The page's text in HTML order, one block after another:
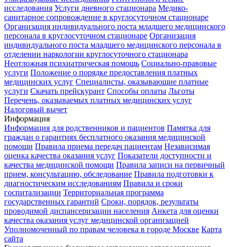
исследования Услуги дневного стационара Медико-
санитарное сопровождение в круглосуточном стационаре
Организация индивидуального поста младшего медицинского
персонала в круглосуточном стационаре Организация
индивидуального поста младшего медицинского персонала в
отделении наркологии круглосуточного стационара
Неотложная психиатрическая помощь Социально-правовые
услуги Положение о порядке предоставления платных
медицинских услуг Специалисты, оказывающие платные
услуги Скачать прейскурант Способы оплаты Льготы
Перечень, оказываемых платных медицинских услуг
Налоговый вычет
Информация
Информация для родственников и пациентов Памятка для
граждан о гарантиях бесплатного оказания медицинской
помощи Правила приема передач пациентам Независимая
оценка качества оказания услуг Показатели доступности и
качества медицинской помощи Правила записи на первичный
прием, консультацию, обследование Правила подготовки к
диагностическим исследованиям Правила и сроки
госпитализации Территориальная программа
государственных гарантий Сроки, порядок, результаты
проводимой диспансеризации населения Анкета для оценки
качества оказания услуг медицинской организацией
Уполномоченный по правам человека в городе Москве Карта
сайта